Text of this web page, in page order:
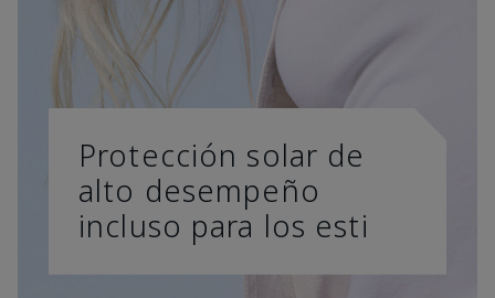
Protección solar de
alto desempeño
incluso para los esti